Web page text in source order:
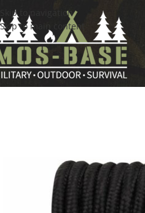
Skip to navigation
Skip to main content